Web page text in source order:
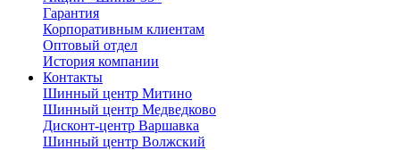
Гарантия
Корпоративным клиентам
Оптовый отдел
История компании
Контакты
Шинный центр Митино
Шинный центр Медведково
Дисконт-центр Варшавка
Шинный центр Волжский